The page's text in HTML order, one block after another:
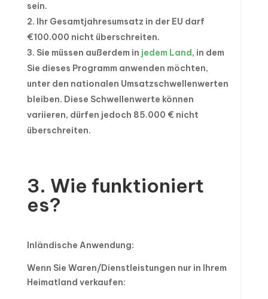
sein.
Ihr Gesamtjahresumsatz in der EU darf
€100.000 nicht überschreiten.
Sie müssen außerdem in jedem Land, in dem
Sie dieses Programm anwenden möchten,
unter den nationalen Umsatzschwellenwerten
bleiben. Diese Schwellenwerte können
variieren, dürfen jedoch 85.000 € nicht
überschreiten.
3. Wie funktioniert
es?
Inländische Anwendung:
Wenn Sie Waren/Dienstleistungen nur in Ihrem
Heimatland verkaufen: